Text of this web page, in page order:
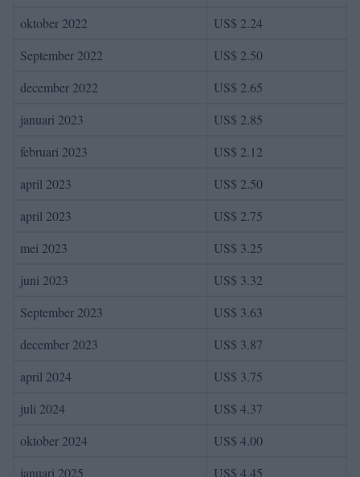
oktober 2022
US$ 2.24
September 2022
US$ 2.50
december 2022
US$ 2.65
januari 2023
US$ 2.85
februari 2023
US$ 2.12
april 2023
US$ 2.50
april 2023
US$ 2.75
mei 2023
US$ 3.25
juni 2023
US$ 3.32
September 2023
US$ 3.63
december 2023
US$ 3.87
april 2024
US$ 3.75
juli 2024
US$ 4.37
oktober 2024
US$ 4.00
januari 2025
US$ 4.45